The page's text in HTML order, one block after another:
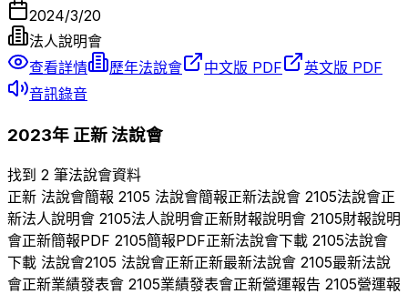
2024/3/20
法人說明會
查看詳情
歷年法說會 中文版 PDF
英文版 PDF
音訊錄音
2023年 正新法說會
找到 2 筆法說會資料
正新 法說會簡報 2105 法說會簡報正新法說會 2105法說會正
新法人說明會 2105法人說明會正新財報說明會 2105財報說明
會正新簡報PDF 2105簡報PDF正新法說會下載 2105法說會
下載 法說會2105 法說會正新正新最新法說會 2105最新法說
會正新業績發表會 2105業績發表會正新營運報告 2105營運報